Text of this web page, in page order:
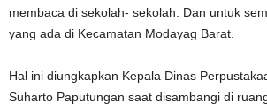
membaca di sekolah- sekolah. Dan untuk
yang ada di Kecamatan Modayag Barat.
Hal ini diungkapkan Kepala Dinas
Suharto Paputungan saat disambangi di